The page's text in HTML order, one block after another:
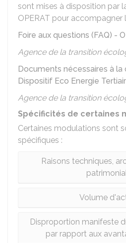
sont mises à disposition par
OPERAT pour accompagner
Foire aux questions (FAQ) -
Agence de la transition
Documents nécessaires à la
Dispositif Eco Energie
Agence de la transition
Spécificités de certaines
Certaines modulations sont
spécifiques :
Raisons techniques,
Volume
Disproportion manifeste
par rapport aux